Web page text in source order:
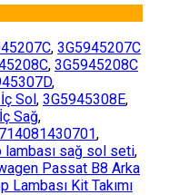
, 3G5945207C
, 3G5945208C
,
Sol, 3G5945308E,
Sağ,
714081430701,
sağ sol seti,
Passat B8 Arka
Kit Takımı